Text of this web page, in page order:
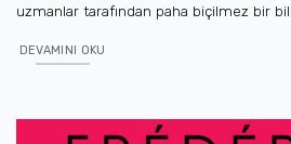
uzmanlar tarafından paha biçilmez bir
DEVAMINI OKU